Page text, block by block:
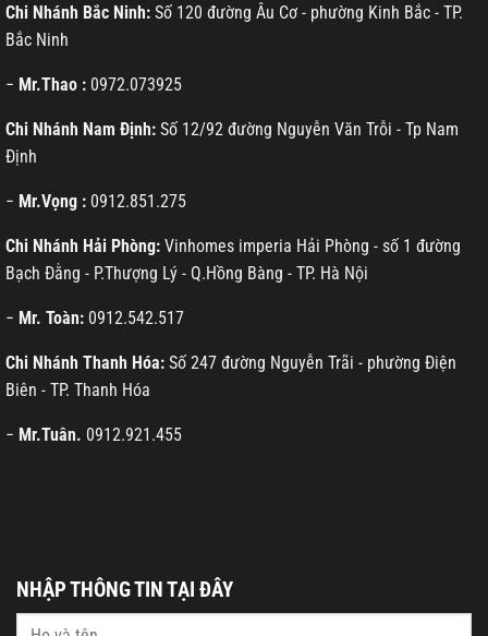
Chi Nhánh Bắc Ninh: Số 120 đường Âu Cơ - phường Kinh Bắc - TP.
Bắc Ninh
− Mr.Thao : 0972.073925
Chi Nhánh Nam Định: Số 12/92 đường Nguyễn Văn Trỗi - Tp Nam
Định
− Mr.Vọng : 0912.851.275
Chi Nhánh Hải Phòng: Vinhomes imperia Hải Phòng - số 1 đường
Bạch Đằng - P.Thượng Lý - Q.Hồng Bàng - TP. Hà Nội
− Mr. Toàn: 0912.542.517
Chi Nhánh Thanh Hóa: Số 247 đường Nguyễn Trãi - phường Điện
Biên - TP. Thanh Hóa
− Mr.Tuân. 0912.921.455
NHẬP THÔNG TIN TẠI ĐÂY